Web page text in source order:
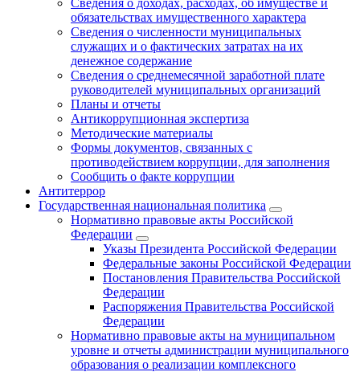
Сведения о доходах, расходах, об имуществе и
обязательствах имущественного характера
Сведения о численности муниципальных
служащих и о фактических затратах на их
денежное содержание
Сведения о среднемесячной заработной плате
руководителей муниципальных организаций
Планы и отчеты
Антикоррупционная экспертиза
Методические материалы
Формы документов, связанных с
противодействием коррупции, для заполнения
Сообщить о факте коррупции
Антитеррор
Государственная национальная политика
Нормативно правовые акты Российской
Федерации
Указы Президента Российской Федерации
Федеральные законы Российской Федерации
Постановления Правительства Российской
Федерации
Распоряжения Правительства Российской
Федерации
Нормативно правовые акты на муниципальном
уровне и отчеты администрации муниципального
образования о реализации комплексного